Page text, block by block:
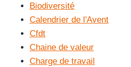
Biodiversité
Calendrier de l'Avent
Cfdt
Chaine de valeur
Charge de travail